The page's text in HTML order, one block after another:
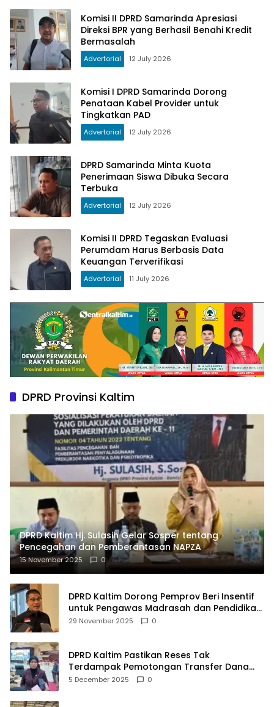
Komisi II DPRD Samarinda Apresiasi
Direksi BPR yang Berhasil Benahi Kredit
Bermasalah
Advertorial 12 July 2026
Komisi I DPRD Samarinda Dorong
Penataan Kabel Provider untuk
Tingkatkan PAD
Advertorial 12 July 2026
DPRD Samarinda Minta Kuota
Penerimaan Siswa Dibuka Secara
Terbuka
Advertorial 12 July 2026
Komisi II DPRD Tegaskan Evaluasi
Perumdam Harus Berbasis Data
Keuangan Terverifikasi
Advertorial 11 July 2026
DPRD Provinsi Kaltim
DPRD Kaltim Hj. Sulasih Gelar Sosper tentang
Pencegahan dan Pemberantasan NAPZA
15 November 2025 0
DPRD Kaltim Dorong Pemprov Beri Insentif
untuk Pengawas Madrasah dan Pendidikan
Agama
29 November 2025 0
DPRD Kaltim Pastikan Reses Tak
Terdampak Pemotongan Transfer Dana
Pusat
5 December 2025 0